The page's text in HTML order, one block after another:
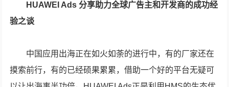
HUAWEI Ads 分享助力全球广告主和开发商的成功经
验之谈
中国应用出海正在如火如荼的进行中，有的厂家还在
摸索前行，有的已经硕果累累，借助一个好的平台无疑可